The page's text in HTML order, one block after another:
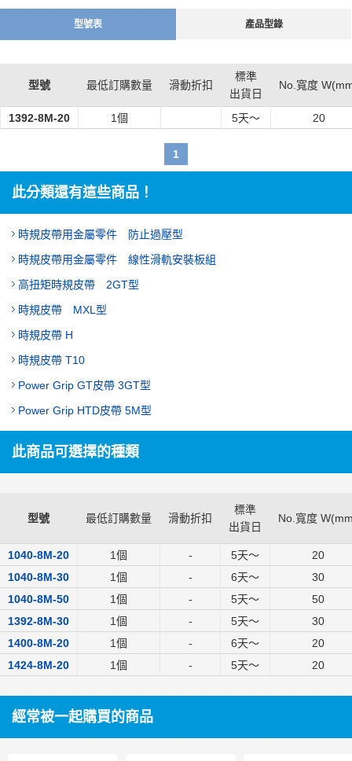
型號表 產品型錄
型號 最低訂購數量 滑動折扣
標準
出貨日
No.寬度
1392-8M-20 1個 5天～ 20
1
此分類還有這些商品！
時規皮帶用金屬零件 防止過壓型
時規皮帶用金屬零件 線性滑軌安裝板組
高扭矩時規皮帶 2GT型
時規皮帶 MXL型
時規皮帶 H
時規皮帶 T10
Power Grip GT皮帶 3GT型
Power Grip HTD皮帶 5M型
此商品可選擇的種類
型號 最低訂購數量 滑動折扣
標準
出貨日
No.寬度
1040-8M-20 1個 - 5天～
20
1040-8M-30
1個 - 6天～
30
1040-8M-50
1個 - 5天～
50
1392-8M-30
1個 - 5天～
30
1400-8M-20
1個 - 6天～
20
1424-8M-20
1個 - 5天～ 20
經常被一起購買的商品